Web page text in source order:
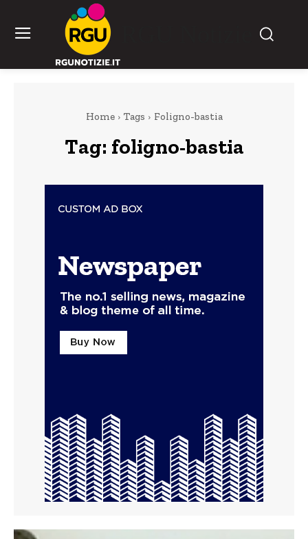
Home Tags Foligno-bastia
Tag: foligno-bastia